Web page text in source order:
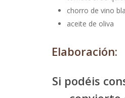
chorro de vino
aceite de oliva
Elaboración:
Si podéis